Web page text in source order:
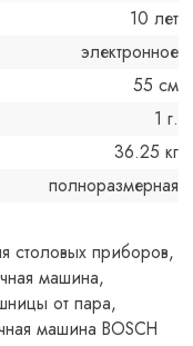
10 лет
электронное
55 см
1 г.
36.25 кг
полноразмерная
столовых приборов,
машина,
от пара,
машина BOSCH